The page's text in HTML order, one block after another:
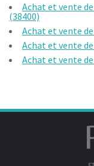
Achat et vente
(38400)
Achat et vente
Achat et vente
Achat et vente